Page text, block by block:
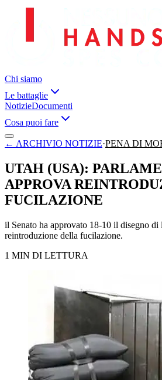
Chi siamo
Le battaglie
NotizieDocumenti
Cosa puoi fare
← ARCHIVIO NOTIZIE·PENA DI
UTAH (USA):
APPROVA
FUCILAZIONE
il Senato ha approvato 18-10 il disegno di
reintroduzione della fucilazione.
1 MIN DI LETTURA